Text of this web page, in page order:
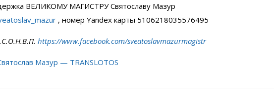
ВЕЛИКОМУ МАГИСТРУ Святославу Мазур
, номер Yandex карты 5106218035576495
https://www.facebook.com/sveatoslavmazurmagistr
Мазур — TRANSLOTOS